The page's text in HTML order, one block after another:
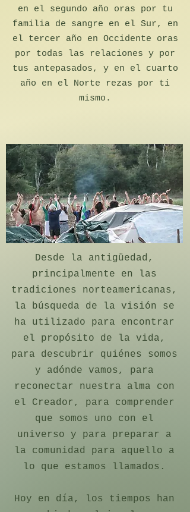
en el segundo año oras por tu
familia de sangre en el Sur, en
el tercer año en Occidente oras
por todas las relaciones y por
tus antepasados, y en el cuarto
año en el Norte rezas por ti
mismo.
Desde la antigüedad,
principalmente en las
tradiciones norteamericanas,
la búsqueda de la visión se
ha utilizado para encontrar
el propósito de la vida,
para descubrir quiénes somos
y adónde vamos, para
reconectar nuestra alma con
el Creador, para comprender
que somos uno con el
universo y para preparar a
la comunidad para aquello a
lo que estamos llamados.
Hoy en día, los tiempos han